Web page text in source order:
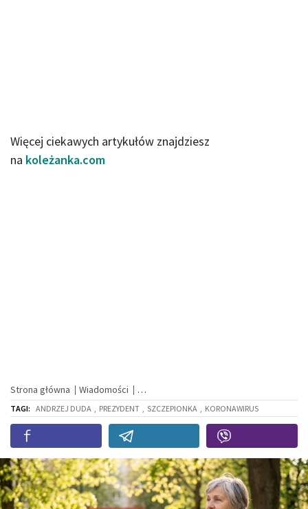
Więcej ciekawych artykułów znajdziesz
na koleżanka.com
Strona główna Wiadomości
TAGI: ANDRZEJ DUDA , PREZYDENT , SZCZEPIONKA , KORONAWIRUS